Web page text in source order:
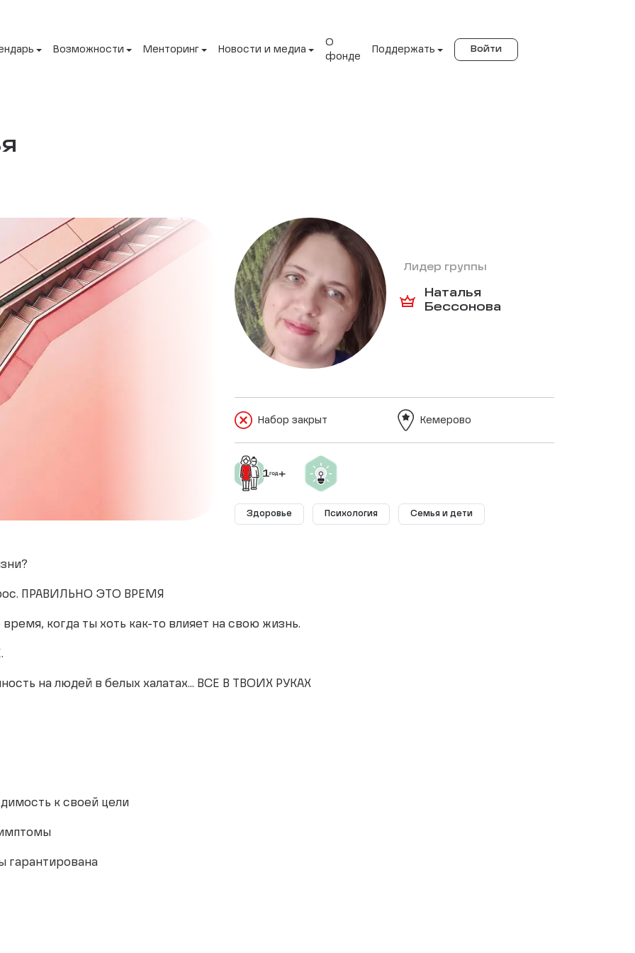
Возможности Менторинг Новости и медиа
О
фонде
Поддержать Войти
Лидер группы
Наталья
Бессонова
Набор закрыт Кемерово
Здоровье Психология Семья и дети
ПРАВИЛЬНО ЭТО ВРЕМЯ
когда ты хоть как-то влияет на свою жизнь.
на людей в белых халатах... ВСЕ В ТВОИХ РУКАХ
к своей цели
гарантирована